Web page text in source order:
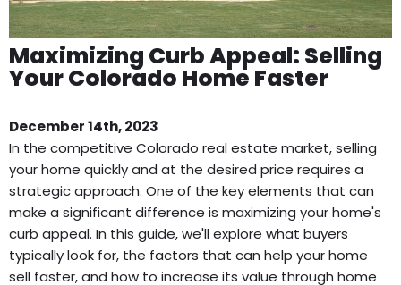
Maximizing Curb Appeal: Selling
Your Colorado Home Faster
December 14th, 2023
In the competitive Colorado real estate market, selling
your home quickly and at the desired price requires a
strategic approach. One of the key elements that can
make a significant difference is maximizing your home's
curb appeal. In this guide, we'll explore what buyers
typically look for, the factors that can help your home
sell faster, and how to increase its value through home